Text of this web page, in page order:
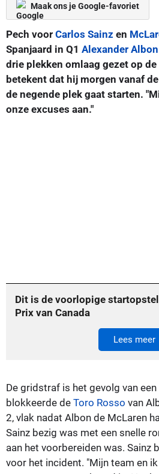
Maak ons je Google-favoriet
Pech voor Carlos Sainz en
Spanjaard in Q1 Alexander Albon
drie plekken omlaag gezet op
betekent dat hij morgen vanaf
de negende plek gaat starten.
onze excuses aan."
Dit is de voorlopige
Prix van Canada
Lees meer
De gridstraf is het gevolg van
blokkeerde de Toro Rosso van
2, vlak nadat Albon de McLaren
Sainz bezig was met een snelle
aan het voorbereiden was. Sainz
voor het incident. "Mijn team en